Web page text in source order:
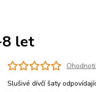
8 let
Slušivé dívčí šaty